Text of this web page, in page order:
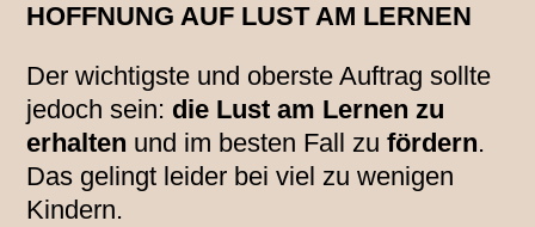
HOFFNUNG AUF LUST AM LERNEN
Der wichtigste und oberste Auftrag sollte
jedoch sein: die Lust am Lernen zu
erhalten und im besten Fall zufördern.
Das gelingt leider bei viel zu wenigen
Kindern.